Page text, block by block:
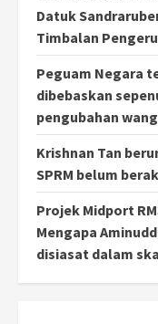
Datuk
Timbalan
Peguam Negara
dibebaskan
pengubahan
Krishnan Tan
SPRM belum
Projek Midport
Mengapa
disiasat dalam